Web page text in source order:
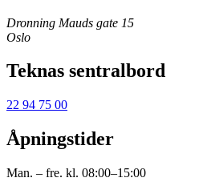
Dronning Mauds gate 15
Oslo
Teknas sentralbord
22 94 75 00
Åpningstider
Man. – fre. kl. 08:00–15:00